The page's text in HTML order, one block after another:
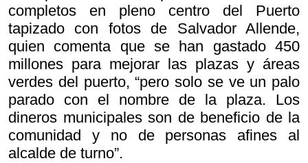
completos en pleno centro del Puerto
tapizado con fotos de Salvador Allende,
quien comenta que se han gastado 450
millones para mejorar las plazas y áreas
verdes del puerto, “pero solo se ve un palo
parado con el nombre de la plaza. Los
dineros municipales son de beneficio de la
comunidad y no de personas afines al
alcalde de turno”.